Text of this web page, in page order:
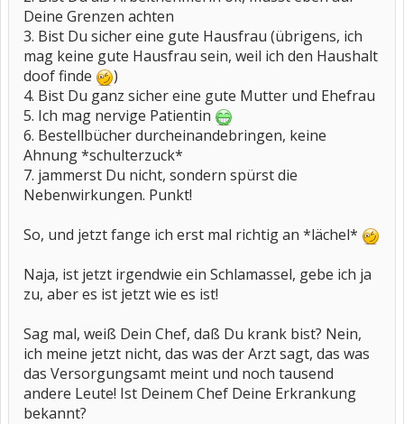
Deine Grenzen achten
3. Bist Du sicher eine gute Hausfrau (übrigens, ich
mag keine gute Hausfrau sein, weil ich den Haushalt
doof finde
)
4. Bist Du ganz sicher eine gute Mutter und Ehefrau
5. Ich mag nervige Patientin
6. Bestellbücher durcheinandebringen, keine
Ahnung *schulterzuck*
7. jammerst Du nicht, sondern spürst die
Nebenwirkungen. Punkt!
So, und jetzt fange ich erst mal richtig an *lächel*
Naja, ist jetzt irgendwie ein Schlamassel, gebe ich ja
zu, aber es ist jetzt wie es ist!
Sag mal, weiß Dein Chef, daß Du krank bist? Nein,
ich meine jetzt nicht, das was der Arzt sagt, das was
das Versorgungsamt meint und noch tausend
andere Leute! Ist Deinem Chef Deine Erkrankung
bekannt?